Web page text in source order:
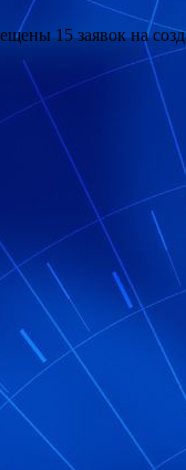
15 заявок на